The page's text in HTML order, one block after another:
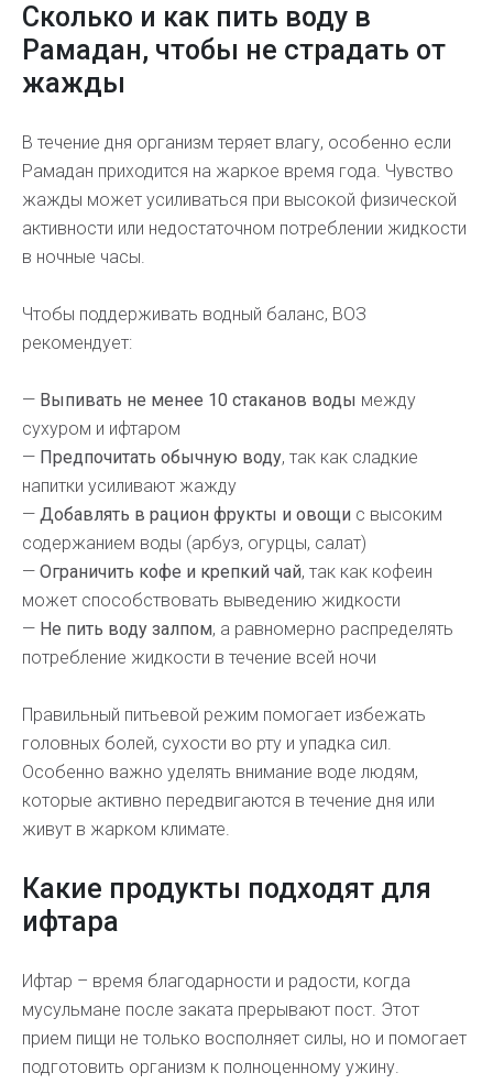
Сколько и как пить воду в
Рамадан, чтобы не страдать от
жажды
В течение дня организм теряет влагу, особенно если
Рамадан приходится на жаркое время года. Чувство
жажды может усиливаться при высокой физической
активности или недостаточном потреблении жидкости
в ночные часы.
Чтобы поддерживать водный баланс, ВОЗ
рекомендует:
— Выпивать не менее 10 стаканов воды между
сухуром и ифтаром
— Предпочитать обычную воду, так как сладкие
напитки усиливают жажду
— Добавлять в рацион фрукты и овощи с высоким
содержанием воды (арбуз, огурцы, салат)
— Ограничить кофе и крепкий чай, так как кофеин
может способствовать выведению жидкости
— Не пить воду залпом, а равномерно распределять
потребление жидкости в течение всей ночи
Правильный питьевой режим помогает избежать
головных болей, сухости во рту и упадка сил.
Особенно важно уделять внимание воде людям,
которые активно передвигаются в течение дня или
живут в жарком климате.
Какие продукты подходят для
ифтара
Ифтар – время благодарности и радости, когда
мусульмане после заката прерывают пост. Этот
прием пищи не только восполняет силы, но и помогает
подготовить организм к полноценному ужину.